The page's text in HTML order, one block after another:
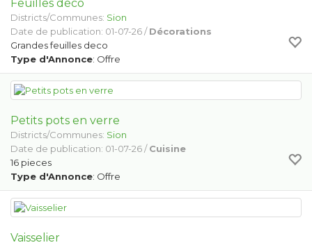
Feuilles déco
Districts/Communes: Sion
Date de publication: 01-07-26 /Décorations
Grandes feuilles deco
Type d'Annonce: Offre
Petits pots en verre
Districts/Communes: Sion
Date de publication: 01-07-26 /Cuisine
16 pieces
Type d'Annonce: Offre
Vaisselier